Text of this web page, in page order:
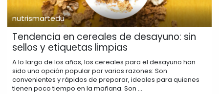
nutrismartedu
Tendencia en cereales de desayuno: sin
sellos y etiquetas limpias
A lo largo de los años, los cereales para el desayuno han
sido una opción popular por varias razones: Son
convenientes y rápidos de preparar, ideales para quienes
tienen poco tiempo en la mañana. Son ...